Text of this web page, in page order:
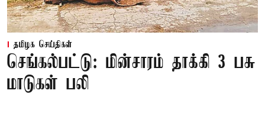
தமிழக செய்திகள்
செங்கல்பட்டு: மின்சாரம் தாக்கி 3 பசு
மாடுகள் பலி